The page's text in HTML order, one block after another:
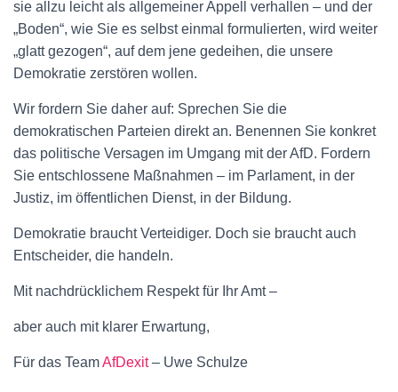
sie allzu leicht als allgemeiner Appell verhallen – und der
„Boden“, wie Sie es selbst einmal formulierten, wird weiter
„glatt gezogen“, auf dem jene gedeihen, die unsere
Demokratie zerstören wollen.
Wir fordern Sie daher auf: Sprechen Sie die
demokratischen Parteien direkt an. Benennen Sie konkret
das politische Versagen im Umgang mit der AfD. Fordern
Sie entschlossene Maßnahmen – im Parlament, in der
Justiz, im öffentlichen Dienst, in der Bildung.
Demokratie braucht Verteidiger. Doch sie braucht auch
Entscheider, die handeln.
Mit nachdrücklichem Respekt für Ihr Amt –
aber auch mit klarer Erwartung,
Für das TeamAfDexit– Uwe Schulze